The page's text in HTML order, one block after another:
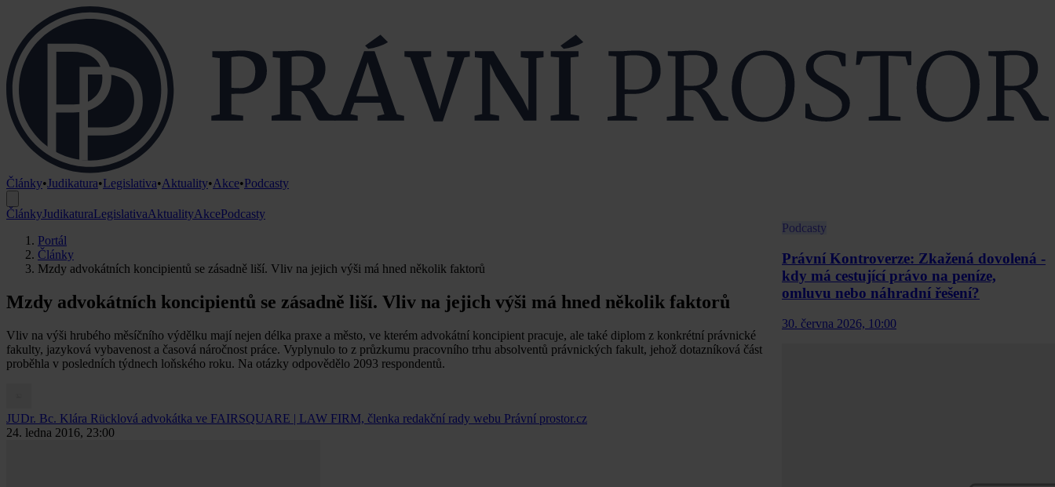
Články•Judikatura•Legislativa•Aktuality•Akce•Podcasty
ČlánkyJudikaturaLegislativaAktualityAkcePodcasty
Portál
Články
Mzdy advokátních koncipientů se zásadně liší. Vliv na jejich výši má hned několik faktorů
Mzdy advokátních koncipientů se zásadně liší. Vliv na jejich výši má hned několik faktorů
Vliv na výši hrubého měsíčního výdělku mají nejen délka praxe a město, ve kterém advokátní koncipient pracuje, ale také diplom z konkrétní právnické
fakulty, jazyková vybavenost a časová náročnost práce. Vyplynulo to z průzkumu pracovního trhu absolventů právnických fakult, jehož dotazníková část
proběhla v posledních týdnech loňského roku. Na otázky odpovědělo 2093 respondentů.
JUDr. Bc. Klára Rücklová advokátka ve FAIRSQUARE | LAW FIRM, členka redakční rady webu Právní prostor.cz
24. ledna 2016, 23:00
Podcasty
Právní Kontroverze: Zkažená dovolená -
kdy má cestující právo na peníze,
omluvu nebo náhradní řešení?
30. června 2026, 10:00